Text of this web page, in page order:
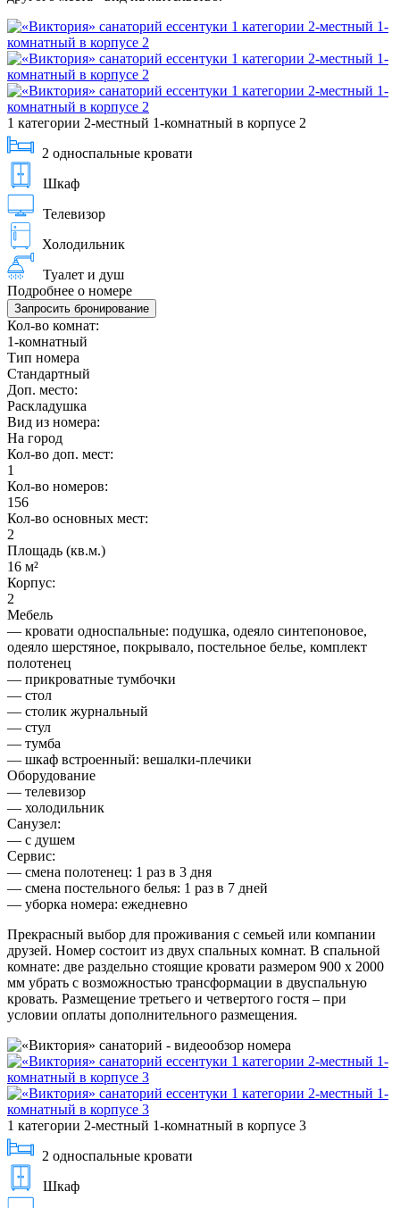
1 категории 2-местный 1-комнатный в корпусе 2
2 односпальные кровати
Шкаф
Телевизор
Холодильник
Туалет и душ
Подробнее о номере
Запросить бронирование
Кол-во комнат:
1-комнатный
Тип номера
Стандартный
Доп. место:
Раскладушка
Вид из номера:
На город
Кол-во доп. мест:
1
Кол-во номеров:
156
Кол-во основных мест:
2
Площадь (кв.м.)
16 м²
Корпус:
2
Мебель
— кровати односпальные: подушка, одеяло синтепоновое,
одеяло шерстяное, покрывало, постельное белье, комплект
полотенец
— прикроватные тумбочки
— стол
— столик журнальный
— стул
— тумба
— шкаф встроенный: вешалки-плечики
Оборудование
— телевизор
— холодильник
Санузел:
— с душем
Сервис:
— смена полотенец: 1 раз в 3 дня
— смена постельного белья: 1 раз в 7 дней
— уборка номера: ежедневно
Прекрасный выбор для проживания с семьей или компании
друзей. Номер состоит из двух спальных комнат. В спальной
комнате: две раздельно стоящие кровати размером 900 х 2000
мм убрать с возможностью трансформации в двуспальную
кровать. Размещение третьего и четвертого гостя – при
условии оплаты дополнительного размещения.
1 категории 2-местный 1-комнатный в корпусе 3
2 односпальные кровати
Шкаф